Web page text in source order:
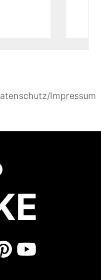
Impressum